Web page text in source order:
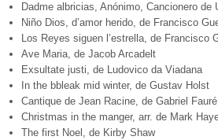
Dadme albricias, Anónimo, Cancionero de
Niño Dios, d’amor herido, de Francisco
Los Reyes siguen l’estrella, de Francisco
Ave Maria, de Jacob Arcadelt
Exsultate justi, de Ludovico da Viadana
In the bbleak mid winter, de Gustav Holst
Cantique de Jean Racine, de Gabriel Fauré
Christmas in the manger, arr. de Mark
The first Noel, de Kirby Shaw